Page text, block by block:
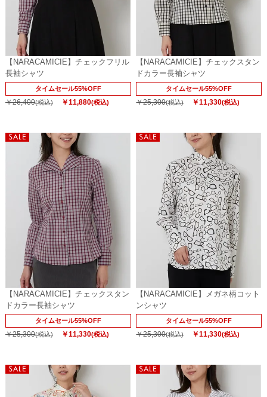
【NARACAMICIE】チェックフリル
長袖シャツ
タイムセール55%OFF
￥26,400(税込) ￥11,880(税込)
【NARACAMICIE】チェックスタン
ドカラー長袖シャツ
タイムセール55%OFF
￥25,300(税込) ￥11,330(税込)
【NARACAMICIE】チェックスタン
ドカラー長袖シャツ
タイムセール55%OFF
￥25,300(税込) ￥11,330(税込)
【NARACAMICIE】メガネ柄コット
ンシャツ
タイムセール55%OFF
￥25,300(税込) ￥11,330(税込)